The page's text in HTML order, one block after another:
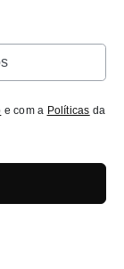
e com a Políticas da